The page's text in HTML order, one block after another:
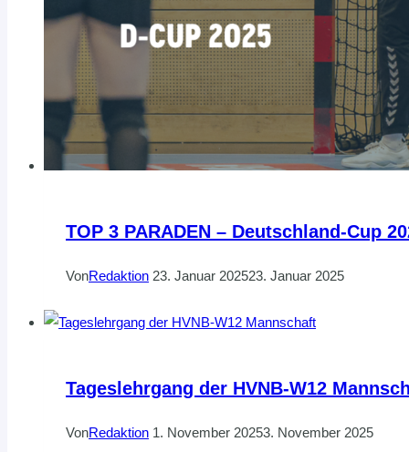
TOP 3 PARADEN – Deutschland-Cup
VonRedaktion 23. Januar 202523. Januar 2025
Tageslehrgang der HVNB-W12
VonRedaktion 1. November 20253. November 2025